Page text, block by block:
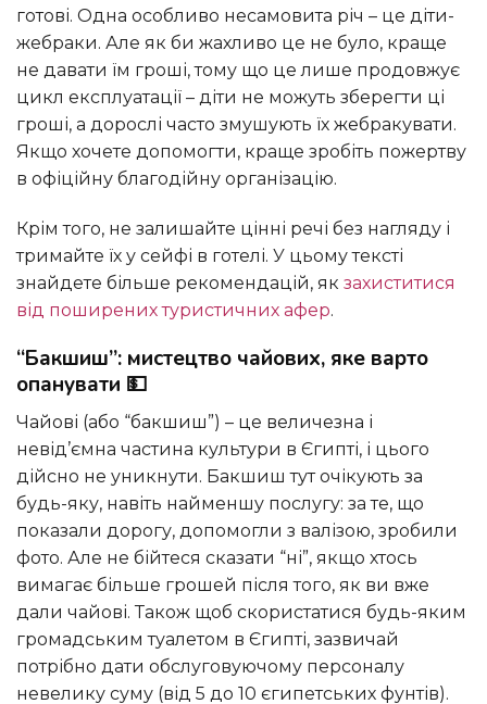
готові. Одна особливо несамовита річ – це діти-
жебраки. Але як би жахливо це не було, краще
не давати їм гроші, тому що це лише продовжує
цикл експлуатації – діти не можуть зберегти ці
гроші, а дорослі часто змушують їх жебракувати.
Якщо хочете допомогти, краще зробіть пожертву
в офіційну благодійну організацію.
Крім того, не залишайте цінні речі без нагляду і
тримайте їх у сейфі в готелі. У цьому тексті
знайдете більше рекомендацій, як захиститися
від поширених туристичних афер.
“Бакшиш”: мистецтво чайових, яке варто
опанувати 💵
Чайові (або “бакшиш”) – це величезна і
невід’ємна частина культури в Єгипті, і цього
дійсно не уникнути. Бакшиш тут очікують за
будь-яку, навіть найменшу послугу: за те, що
показали дорогу, допомогли з валізою, зробили
фото. Але не бійтеся сказати “ні”, якщо хтось
вимагає більше грошей після того, як ви вже
дали чайові. Також щоб скористатися будь-яким
громадським туалетом в Єгипті, зазвичай
потрібно дати обслуговуючому персоналу
невелику суму (від 5 до 10 єгипетських фунтів).